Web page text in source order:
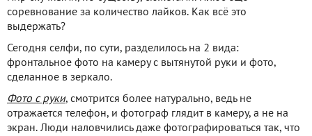
соревнование за количество лайков. Как всё это
выдержать?
Сегодня селфи, по сути, разделилось на 2 вида:
фронтальное фото на камеру с вытянутой руки и фото,
сделанное в зеркало.
Фото с руки, смотрится более натурально, ведь не
отражается телефон, и фотограф глядит в камеру, а не на
экран. Люди наловчились даже фотографироваться так, что